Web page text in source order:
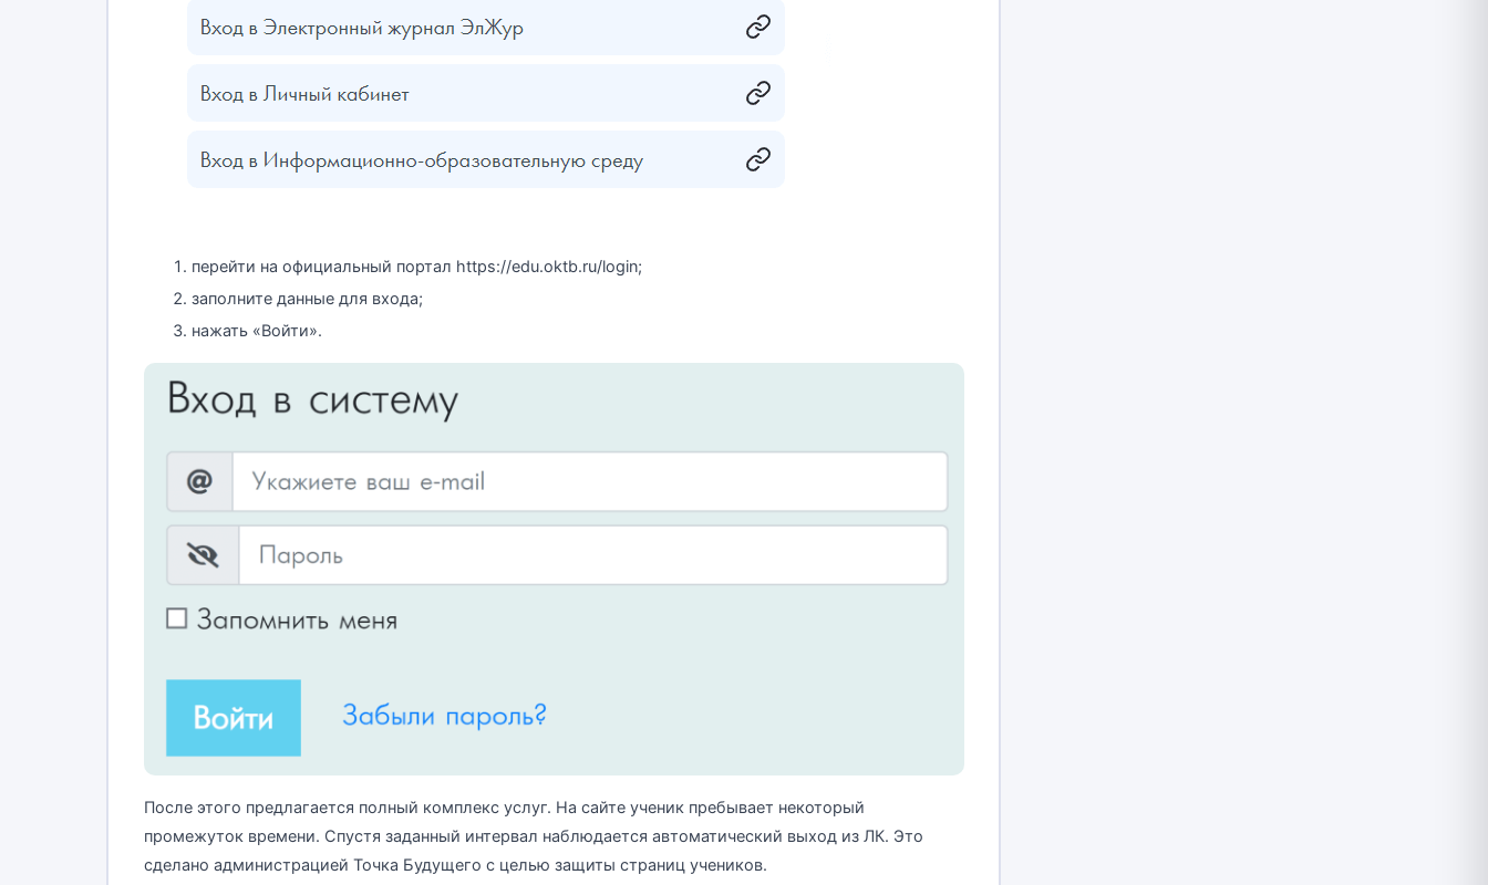
перейти на официальный портал https://edu.oktb.ru/login;
заполните данные для входа;
нажать «Войти».
После этого предлагается полный комплекс услуг. На сайте ученик пребывает некоторый
промежуток времени. Спустя заданный интервал наблюдается автоматический выход из ЛК. Это
сделано администрацией Точка Будущего с целью защиты страниц учеников.